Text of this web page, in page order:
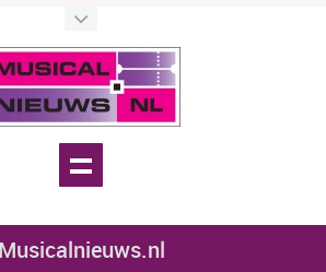
Musicalnieuws.nl